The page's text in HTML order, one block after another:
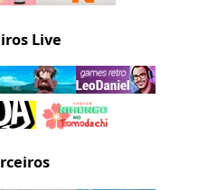
Live